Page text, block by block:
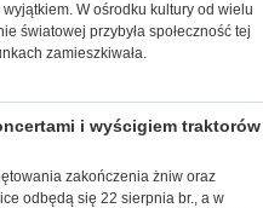
W ośrodku kultury od wielu
światowej przybyła społeczność tej
zamieszkiwała.
i wyścigiem traktorów
zakończenia żniw oraz
odbędą się 22 sierpnia br., a w